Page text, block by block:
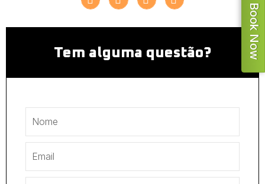
Tem alguma questão? Book Now